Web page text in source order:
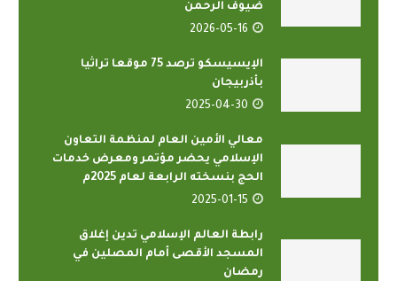
ضيوف الرحمن
2026-05-16
الإيسيسكو ترصد 75 موقعا تراثيا
بأذربيجان
2025-04-30
معالي الأمين العام لمنظمة التعاون
الإسلامي يحضر مؤتمر ومعرض خدمات
الحج بنسخته الرابعة لعام 2025م
2025-01-15
رابطة العالم الإسلامي تدين إغلاق
المسجد الأقصى أمام المصلين في
رمضان